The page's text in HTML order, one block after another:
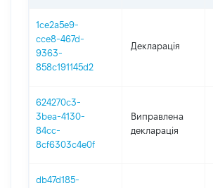
1ce2a5e9-
cce8-467d-
9363-
858c191145d2
Декларація
624270c3-
3bea-4130-
84cc-
8cf6303c4e0f
Виправлена
декларація
db47d185-